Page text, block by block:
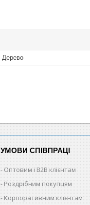
Дерево
УМОВИ СПІВПРАЦІ
Оптовим і B2B клієнтам
Роздрібним покупцям
Корпоративним клієнтам